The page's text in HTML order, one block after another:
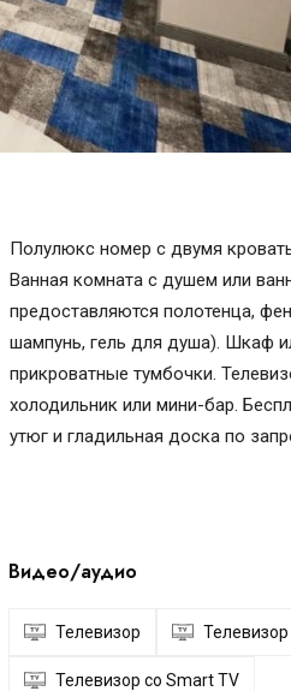
Полулюкс номер с двумя
Ванная комната с душем или
предоставляются полотенца,
шампунь, гель для душа). Шкаф
прикроватные тумбочки.
холодильник или мини-бар.
утюг и гладильная доска по
Видео/аудио
Телевизор
Телевизор со Smart TV